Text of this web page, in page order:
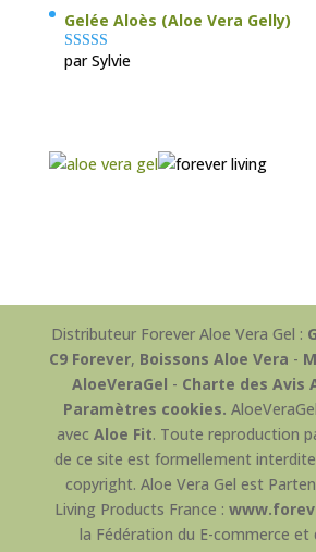
Gelée Aloès (Aloe Vera Gelly)
Note5sur 5
par Sylvie
Distributeur Forever Aloe Vera Gel :
C9 Forever, Boissons Aloe Vera -
AloeVeraGel - Charte des Avis
Paramètres cookies.
avec Aloe Fit. Toute reproduction
de ce site est formellement
copyright. Aloe Vera Gel est
Living Products France :
la Fédération du E-commerce et